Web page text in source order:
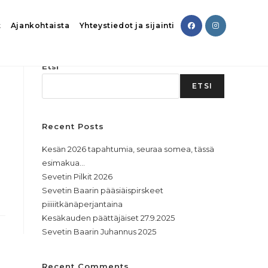
Ajankohtaista Yhteystiedot ja sijainti
Etsi
ETSI
Recent Posts
Kesän 2026 tapahtumia, seuraa somea, tässä
esimakua…
Sevetin Pilkit 2026
Sevetin Baarin pääsiäispirskeet
piiiiitkänäperjantaina
Kesäkauden päättäjäiset 27.9.2025
Sevetin Baarin Juhannus 2025